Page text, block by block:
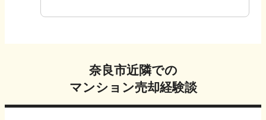
奈良市近隣での
マンション売却経験談